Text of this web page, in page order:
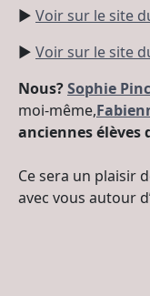
► Voir sur le site
► Voir sur le site
Nous?Sophie
moi-même,
anciennes élèves
Ce sera un plaisir
avec vous autour